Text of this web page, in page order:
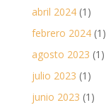
abril 2024(1)
febrero 2024(1)
agosto 2023 (1)
julio 2023 (1)
junio 2023 (1)